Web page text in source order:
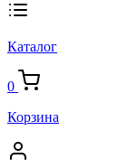
Каталог
0
Корзина